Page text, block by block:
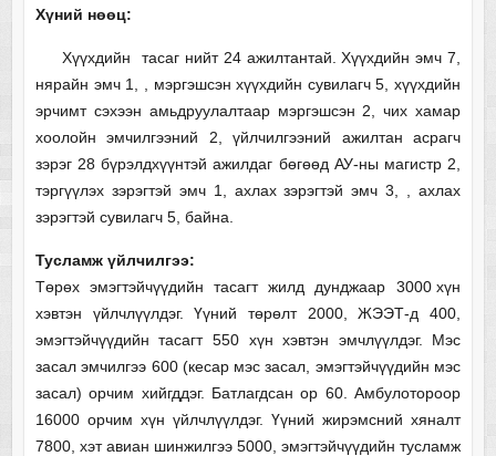
Хүний нөөц:
Хүүхдийн тасаг нийт 24 ажилтантай. Хүүхдийн эмч 7,
нярайн эмч 1, , мэргэшсэн хүүхдийн сувилагч 5, хүүхдийн
эрчимт сэхээн амьдруулалтаар мэргэшсэн 2, чих хамар
хоолойн эмчилгээний 2, үйлчилгээний ажилтан асрагч
зэрэг 28 бүрэлдхүүнтэй ажилдаг бөгөөд АУ-ны магистр 2,
тэргүүлэх зэрэгтэй эмч 1, ахлах зэрэгтэй эмч 3, , ахлах
зэрэгтэй сувилагч 5, байна.
Тусламж үйлчилгээ:
Төрөх эмэгтэйчүүдийн тасагт жилд дунджаар 3000 хүн
хэвтэн үйлчлүүлдэг. Үүний төрөлт 2000, ЖЭЭТ-д 400,
эмэгтэйчүүдийн тасагт 550 хүн хэвтэн эмчлүүлдэг. Мэс
засал эмчилгээ 600 (кесар мэс засал, эмэгтэйчүүдийн мэс
засал) орчим хийгддэг. Батлагдсан ор 60. Амбулотороор
16000 орчим хүн үйлчлүүлдэг. Үүний жирэмсний хяналт
7800, хэт авиан шинжилгээ 5000, эмэгтэйчүүдийн тусламж